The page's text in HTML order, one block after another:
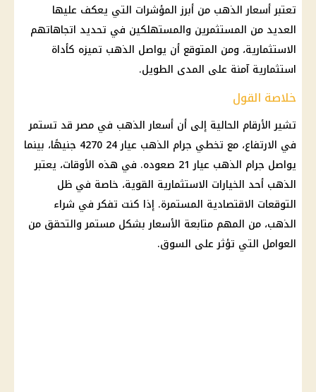
تعتبر أسعار الذهب من أبرز المؤشرات التي يعكف عليها
العديد من المستثمرين والمستهلكين في تحديد اتجاهاتهم
الاستثمارية، ومن المتوقع أن يواصل الذهب تميزه كأداة
استثمارية آمنة على المدى الطويل.
خلاصة القول
تشير الأرقام الحالية إلى أن أسعار الذهب في مصر قد تستمر
في الارتفاع، مع تخطي جرام الذهب عيار 24 4270 جنيهًا، بينما
يواصل جرام الذهب عيار 21 صعوده. في هذه الأوقات، يعتبر
الذهب أحد الخيارات الاستثمارية القوية، خاصة في ظل
التوقعات الاقتصادية المستمرة. إذا كنت تفكر في شراء
الذهب، من المهم متابعة الأسعار بشكل مستمر والتحقق من
العوامل التي تؤثر على السوق.